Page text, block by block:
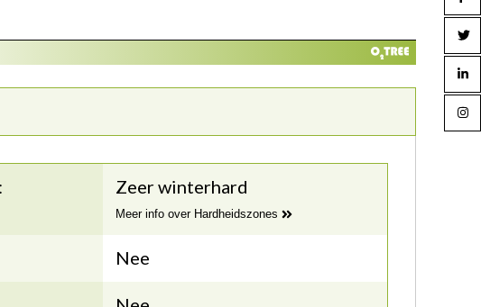
Zeer winterhard
Meer info over Hardheidszones
Nee